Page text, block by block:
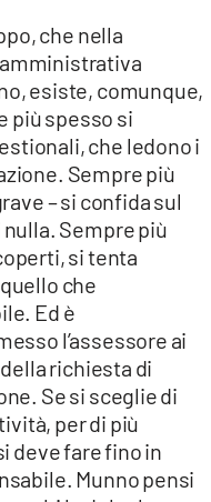
che nella
esiste, comunque,
più spesso si
che ledono i
Sempre più
– si confida sul
Sempre più
si tenta
che
Ed è
l’assessore ai
richiesta di
Se si sceglie di
per di più
deve fare fino in
Munno pensi